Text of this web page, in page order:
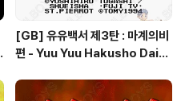
[GB] 유유백서 제3탄 : 마계의비
편 - Yuu Yuu Hakusho Dai-3
☆遊☆白書 第3弾 魔界の扉編